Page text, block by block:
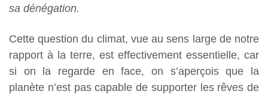
sa dénégation.
Cette question du climat, vue au sens large de notre
rapport à la terre, est effectivement essentielle, car
si on la regarde en face, on s’aperçois que la
planète n’est pas capable de supporter les rêves de